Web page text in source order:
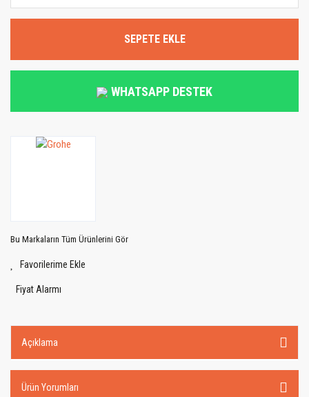
SEPETE EKLE
WHATSAPP DESTEK
Bu Markaların Tüm Ürünlerini Gör
Fiyat Alarmı
Açıklama
Ürün Yorumları